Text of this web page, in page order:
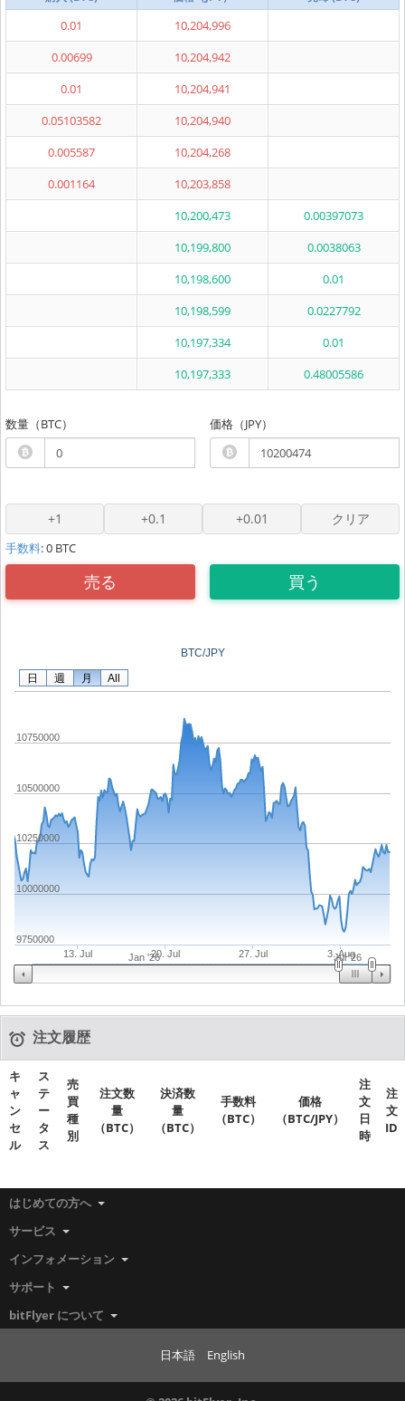
0.01
10,204,996
0.00699
10,204,942
0.01
10,204,941
0.05103582
10,204,940
0.005587
10,204,268
0.001164
10,203,858
10,200,473
0.00397073
10,199,800
0.0038063
10,198,600
0.01
10,198,599
0.0227792
10,197,334
0.01
10,197,333
0.48005586
数量（BTC） 価格（JPY）
手数料: 0 BTC
BTC/JPY
13. Jul 20. Jul 27. Jul 3. Aug
10000000
9750000
10250000
10500000
10750000
Jan '26 Jul '26
日 週 月 All
注文履歴
キ
ャ
ン
セ
ル
ス
テ
ー
タ
ス
売
買
種
別
注文数
量
（BTC）
決済数
量
（BTC）
手数料
（BTC）
価格
（BTC/JPY）
注
文
日
時
注
文
ID
はじめての方へ
サービス
インフォメーション
サポート
bitFlyer について
日本語 English